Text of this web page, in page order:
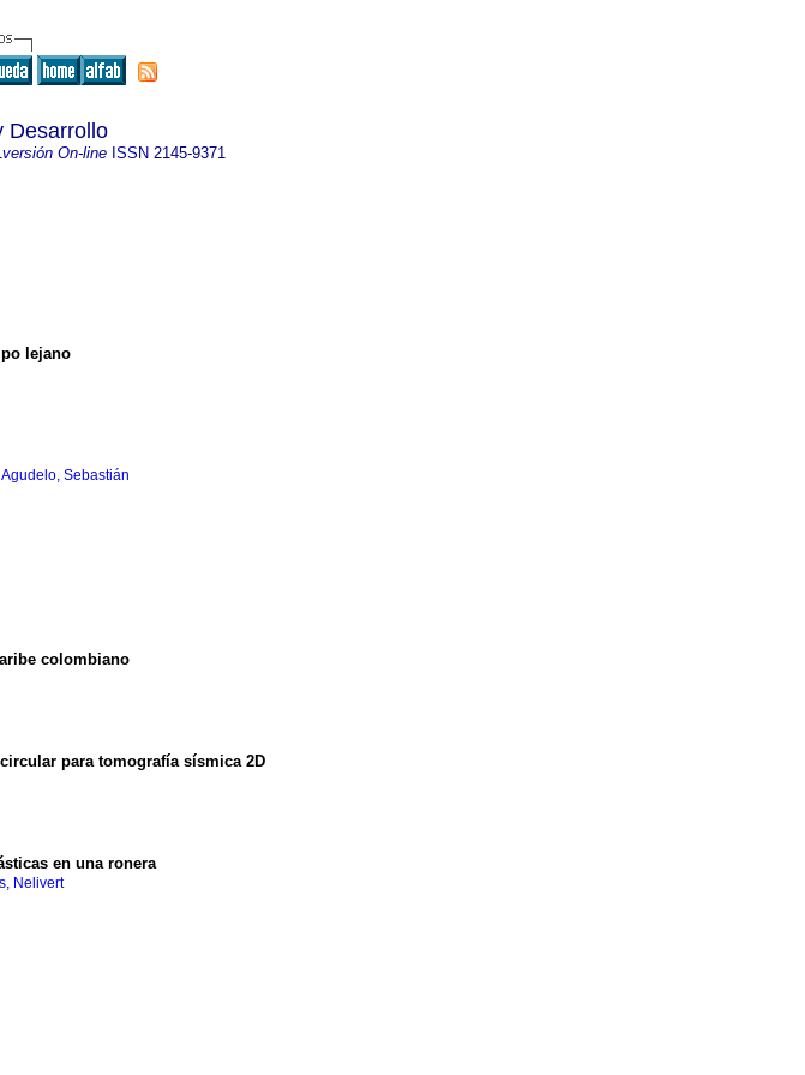
Desarrollo
versión On-lineISSN 2145-9371
lejano
Sebastián
colombiano
para tomografía sísmica 2D
en una ronera
Nelivert